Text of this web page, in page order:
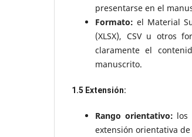
presentarse en el
Formato: el Material
(XLSX), CSV u otros
claramente el
manuscrito.
1.5 Extensión:
Rango orientativo: los
extensión orientativa